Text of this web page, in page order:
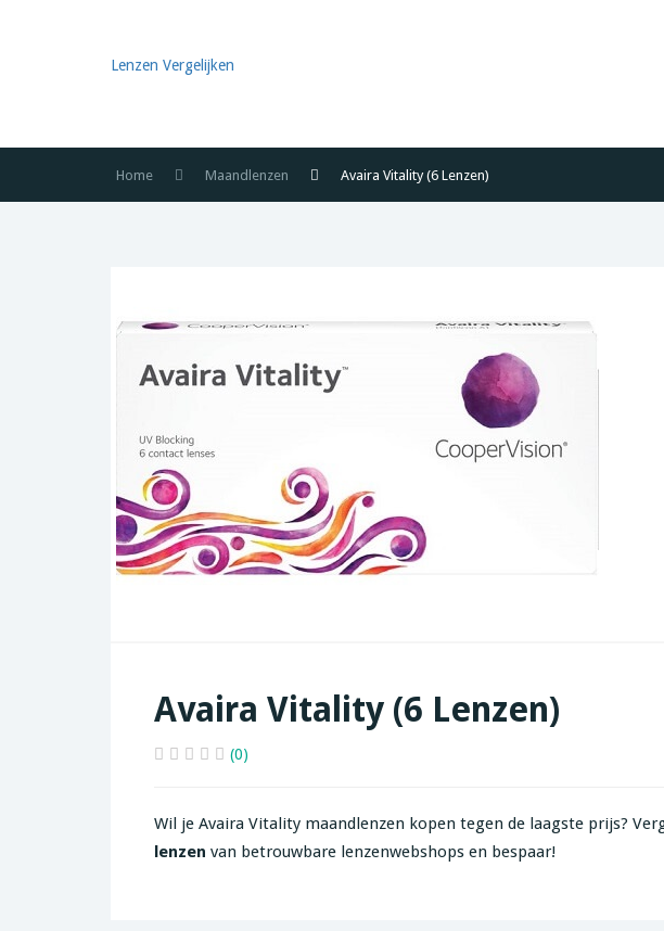
Lenzen Vergelijken
Home Maandlenzen Avaira Vitality (6 Lenzen)
Avaira Vitality (6 Lenzen)
(0)
Wil je Avaira Vitality maandlenzen kopen tegen de laagste prijs?
lenzen van betrouwbare lenzenwebshops en bespaar!